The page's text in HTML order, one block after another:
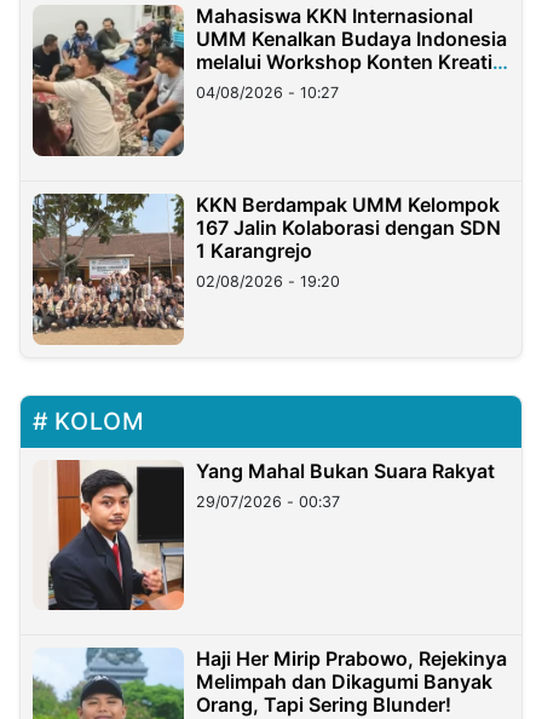
Mahasiswa KKN Internasional
UMM Kenalkan Budaya Indonesia
melalui Workshop Konten Kreatif
di Taiwan
04/08/2026 - 10:27
KKN Berdampak UMM Kelompok
167 Jalin Kolaborasi dengan SDN
1 Karangrejo
02/08/2026 - 19:20
KOLOM
Yang Mahal Bukan Suara Rakyat
29/07/2026 - 00:37
Haji Her Mirip Prabowo, Rejekinya
Melimpah dan Dikagumi Banyak
Orang, Tapi Sering Blunder!